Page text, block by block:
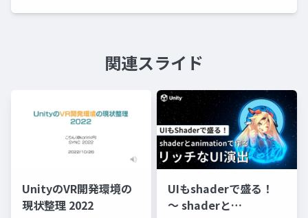
関連スライド
UnityのVR開発環境の
現状整理 2022
UIもshaderで盛る！
〜 shaderと